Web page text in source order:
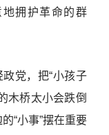
拥护革命的群
党，把“小孩子
木桥太小会跌倒
“小事”摆在重要